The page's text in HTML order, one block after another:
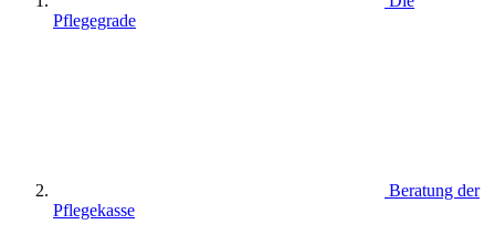
Pflegegrade
Beratung der
Pflegekasse